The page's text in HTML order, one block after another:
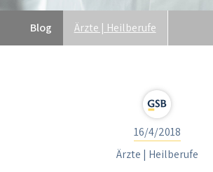
Blog Ärzte | Heilberufe
16/4/2018
Ärzte | Heilberufe